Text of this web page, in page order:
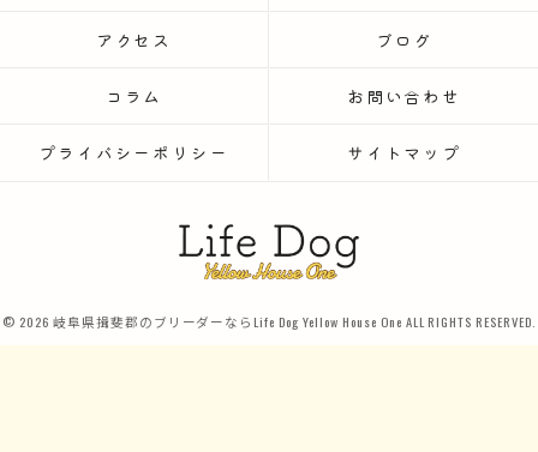
アクセス ブログ
コラム お問い合わせ
プライバシーポリシー サイトマップ
© 2026 岐阜県揖斐郡のブリーダーならLife Dog Yellow House One ALL RIGHTS RESERVED.